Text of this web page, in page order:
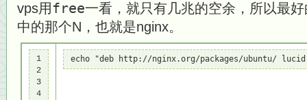
vps用 free一看，就只有几兆的空余，所以最
中的那个N，也就是nginx。
1
2
3
4
echo "deb http://nginx.org/packages/ubuntu/